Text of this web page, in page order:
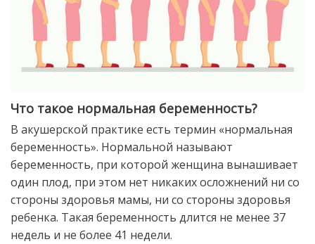
Что такое нормальная беременность?
В акушерской практике есть термин «нормальная
беременность». Нормальной называют
беременность, при которой женщина вынашивает
один плод, при этом нет никаких осложнений ни со
стороны здоровья мамы, ни со стороны здоровья
ребенка. Такая беременность длится не менее 37
недель и не более 41 недели.